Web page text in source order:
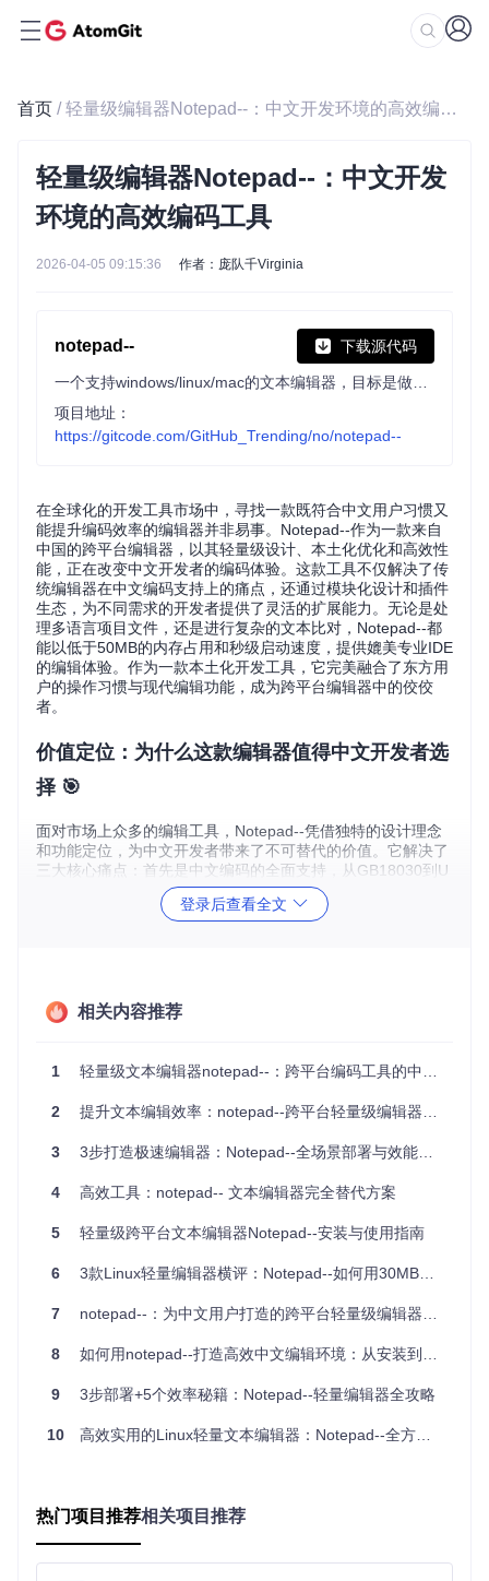
首页 / 轻量级编辑器Notepad--：中文开发环境的高效编码工具
轻量级编辑器Notepad--：中文开发
环境的高效编码工具
2026-04-05 09:15:36 作者：庞队千Virginia
notepad-- 下载源代码
项目地址：
https://gitcode.com/GitHub_Trending/no/notepad--
在全球化的开发工具市场中，寻找一款既符合中文用户习惯又
能提升编码效率的编辑器并非易事。Notepad--作为一款来自
中国的跨平台编辑器，以其轻量级设计、本土化优化和高效性
能，正在改变中文开发者的编码体验。这款工具不仅解决了传
统编辑器在中文编码支持上的痛点，还通过模块化设计和插件
生态，为不同需求的开发者提供了灵活的扩展能力。无论是处
理多语言项目文件，还是进行复杂的文本比对，Notepad--都
能以低于50MB的内存占用和秒级启动速度，提供媲美专业IDE
的编辑体验。作为一款本土化开发工具，它完美融合了东方用
户的操作习惯与现代编辑功能，成为跨平台编辑器中的佼佼
者。
价值定位：为什么这款编辑器值得中文开发者选
择 🎯
面对市场上众多的编辑工具，Notepad--凭借独特的设计理念
和功能定位，为中文开发者带来了不可替代的价值。它解决了
三大核心痛点：首先是中文编码的全面支持，从GB18030到U
TF-8的无缝切换，彻底终结了中文乱码问题；其次是轻量级设
计与高性能的平衡，在保持启动速度<1秒的同时，提供了专业
重型IDE那样占用大量系统资源，也不似基础文本工具缺乏专
业功能。通过深度优化的渲染引擎，即使打开数百MB的大文
让跨国项目协作不再有编码障碍；而专为中文语境设计的快捷
键和菜单布局，则大幅降低了学习成本。对于需要处理多语言
文档、经常进行代码比对或从事本地化开发的工程师来说，No
tepad--提供了恰到好处的功能组合，既不臃肿也不简陋，实现
了效率与资源占用的完美平衡。
环境适配：打造最佳运行环境的硬件与系统配置
🔧
为了充分发挥Notepad--的性能优势，需要确保系统环境满足
基本要求并进行适当优化。这款编辑器虽然对硬件配置要求不
高，但合理的环境设置能显著提升使用体验。官方推荐的最低
配置为：macOS 10.14或Windows 10以上系统，4GB内存和1
0GB可用磁盘空间。值得注意的是，在Apple Silicon芯片的Ma
c设备上，Notepad--已完成原生适配，相比Intel芯片机型性能
提升约30%。
的性能弹性：在M1 MacBook Air（8GB内存）上，同时打开5
备（如4GB内存的老旧笔记本）上，编辑器依然能保持基本流
畅，但建议将同时打开的文件数量控制在20个以内，并关闭实
时语法检查等资源密集型功能。
登录后查看全文
相关内容推荐
1 轻量级文本编辑器notepad--：跨平台编码工具的中文编辑解决方案
2 提升文本编辑效率：notepad--跨平台轻量级编辑器全攻略
3 3步打造极速编辑器：Notepad--全场景部署与效能优化指南
4 高效工具：notepad-- 文本编辑器完全替代方案
5 轻量级跨平台文本编辑器Notepad--安装与使用指南
6 3款Linux轻量编辑器横评：Notepad--如何用30MB内存解决中文编码难题
7 notepad--：为中文用户打造的跨平台轻量级编辑器解决方案
8 如何用notepad--打造高效中文编辑环境：从安装到精通的全攻略
9 3步部署+5个效率秘籍：Notepad--轻量编辑器全攻略
10 高效实用的Linux轻量文本编辑器：Notepad--全方位配置指南
热门项目推荐相关项目推荐